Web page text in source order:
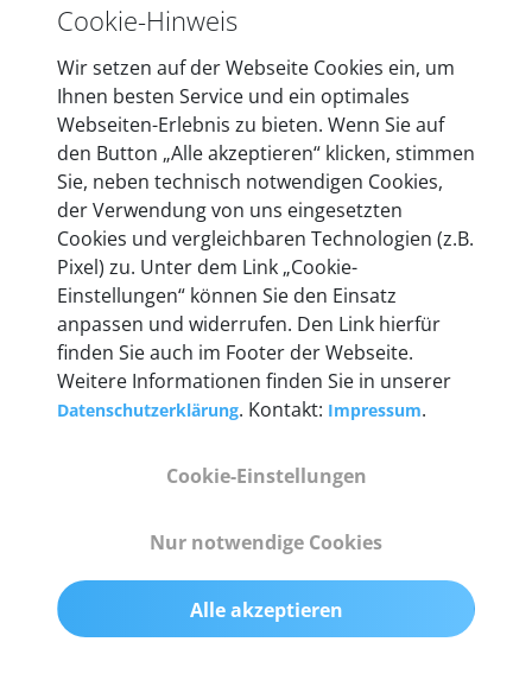
In den Kfz-Diagnosegeräten von autoaid stecken
entwickeln wir unsere Produkte am Standort in
Berlin laufend weiter. Auf diese Qualität vertrauen
heute mehr als 60.000 Privatkunden und
Unternehmen.
Technische Details &
Lieferumfang
55 mm x 25 mm x 12 mm
200 g
Cookie-Hinweis
Wir setzen auf der Webseite Cookies ein, um
Ihnen besten Service und ein optimales
Webseiten-Erlebnis zu bieten. Wenn Sie auf
den Button „Alle akzeptieren“ klicken, stimmen
Sie, neben technisch notwendigen Cookies,
der Verwendung von uns eingesetzten
Cookies und vergleichbaren Technologien (z.B.
Pixel) zu. Unter dem Link „Cookie-
Einstellungen“ können Sie den Einsatz
anpassen und widerrufen. Den Link hierfür
finden Sie auch im Footer der Webseite.
Weitere Informationen finden Sie in unserer
Datenschutzerklärung. Kontakt: Impressum.
Cookie-Einstellungen
Nur notwendige Cookies
Alle akzeptieren